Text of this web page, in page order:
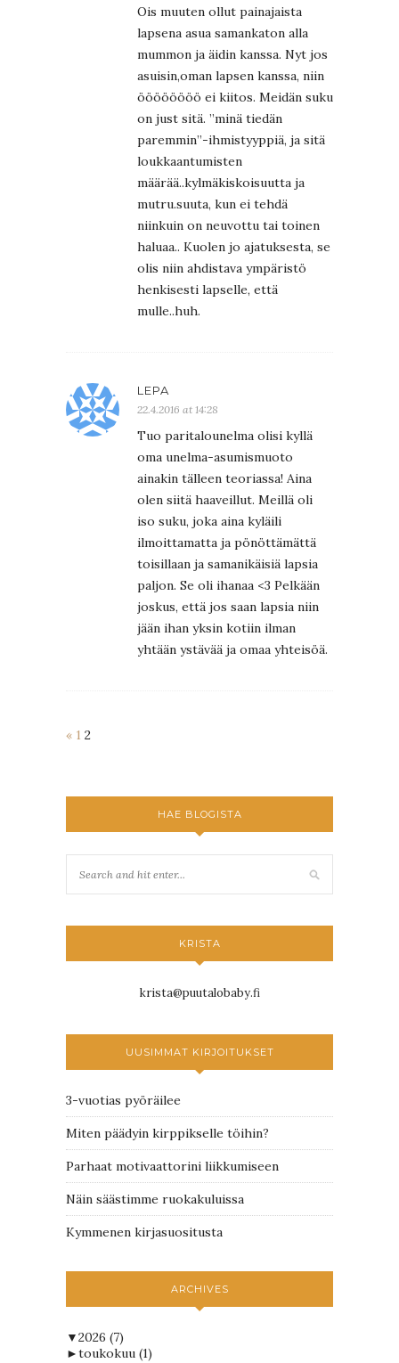
Ois muuten ollut painajaista
lapsena asua samankaton alla
mummon ja äidin kanssa. Nyt jos
asuisin,oman lapsen kanssa, niin
öööööööö ei kiitos. Meidän suku
on just sitä. ”minä tiedän
paremmin”-ihmistyyppiä, ja sitä
loukkaantumisten
määrää..kylmäkiskoisuutta ja
mutru.suuta, kun ei tehdä
niinkuin on neuvottu tai toinen
haluaa.. Kuolen jo ajatuksesta, se
olis niin ahdistava ympäristö
henkisesti lapselle, että
mulle..huh.
LEPA
22.4.2016 at 14:28
Tuo paritalounelma olisi kyllä
oma unelma-asumismuoto
ainakin tälleen teoriassa! Aina
olen siitä haaveillut. Meillä oli
iso suku, joka aina kyläili
ilmoittamatta ja pönöttämättä
toisillaan ja samanikäisiä lapsia
paljon. Se oli ihanaa <3 Pelkään
joskus, että jos saan lapsia niin
jään ihan yksin kotiin ilman
yhtään ystävää ja omaa yhteisöä.
« 1 2
HAE BLOGISTA
KRISTA
krista@puutalobaby.fi
UUSIMMAT KIRJOITUKSET
3-vuotias pyöräilee
Miten päädyin kirppikselle töihin?
Parhaat motivaattorini liikkumiseen
Näin säästimme ruokakuluissa
Kymmenen kirjasuositusta
ARCHIVES
▼2026 (7)
►toukokuu (1)